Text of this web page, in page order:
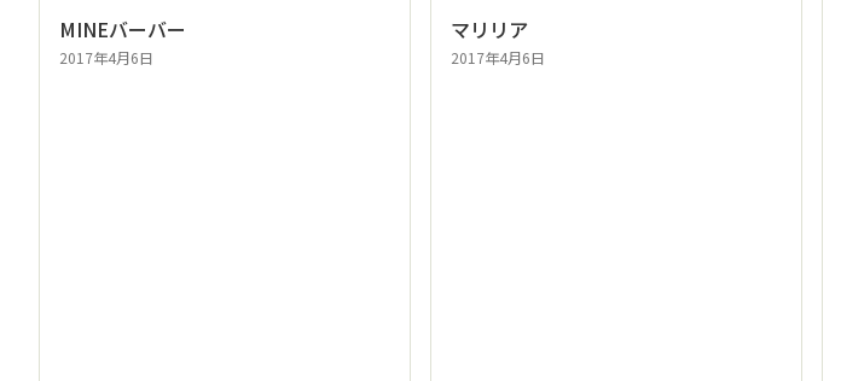
MINEバーバー
2017年4月6日
マリリア
2017年4月6日